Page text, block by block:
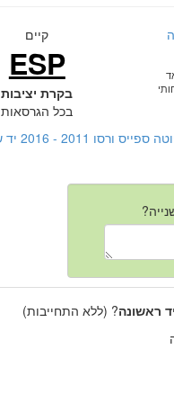
קיים
ESP
בקרת יציבות
בכל הגרסאות
- 2016 יד שנייה
ראשונה? (ללא התחייבות)